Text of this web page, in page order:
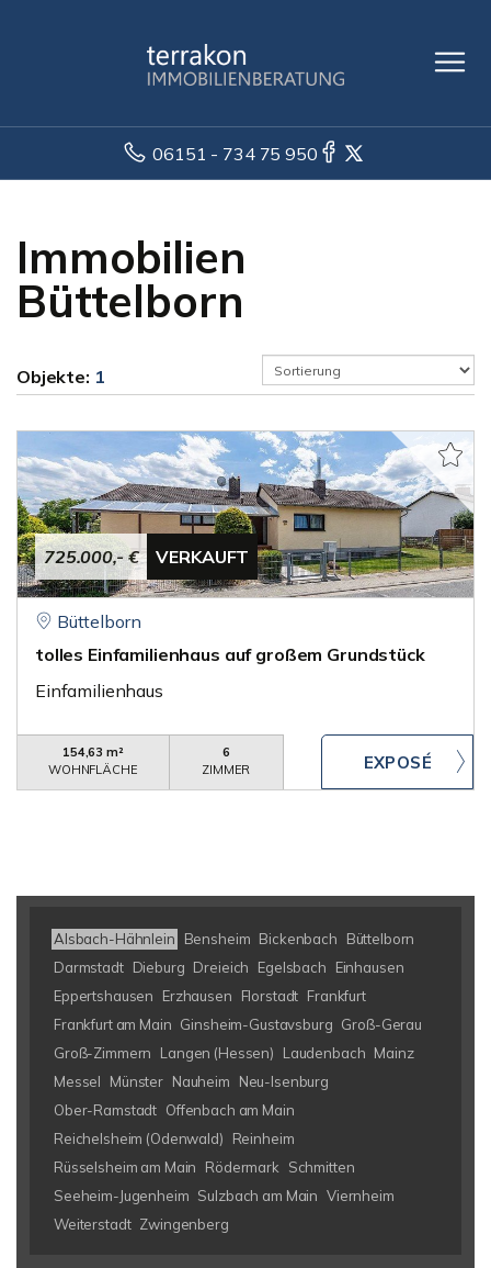
06151 - 734 75 950
Immobilien
Büttelborn
Objekte: 1
725.000,- € VERKAUFT
Büttelborn
tolles Einfamilienhaus auf großem Grundstück
Einfamilienhaus
154,63 m²
WOHNFLÄCHE
6
ZIMMER
Alsbach-Hähnlein Bensheim Bickenbach
Büttelborn
Darmstadt Dieburg Dreieich Egelsbach
Einhausen
Eppertshausen
Erzhausen Florstadt Frankfurt
Frankfurt am Main Ginsheim-Gustavsburg Groß-Gerau
Groß-Zimmern
Langen (Hessen) Laudenbach Mainz
Messel
Münster Nauheim
Neu-Isenburg
Ober-Ramstadt Offenbach am Main
Reichelsheim (Odenwald)
Reinheim
Rüsselsheim am Main
Rödermark
Schmitten
Seeheim-Jugenheim Sulzbach am Main Viernheim
Weiterstadt Zwingenberg